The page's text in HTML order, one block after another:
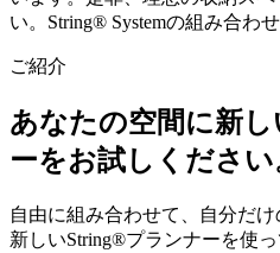
い。String® Systemの組み合わ
ご紹介
あなたの空間に新
ーをお試しください
自由に組み合わせて、自分だ
新しいString®プランナーを使